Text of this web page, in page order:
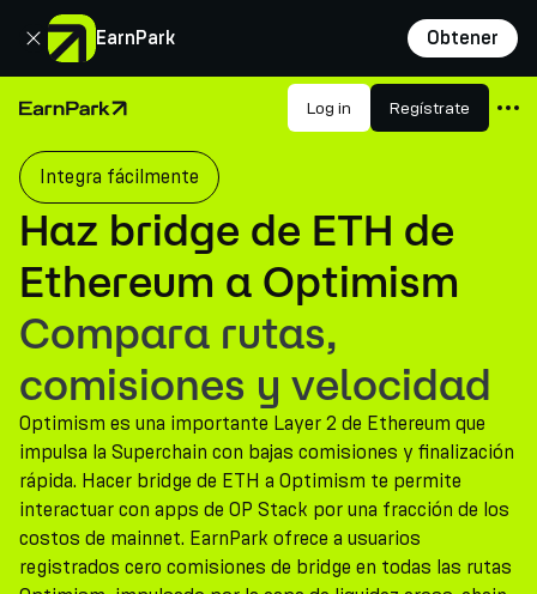
EarnPark Obtener
Cerrar
Página de inicio Log in Regístrate
Productos
Mercados
Calculadoras
PARK Token
Recursos
Compañía
Integra fácilmente
Haz bridge de ETH de
Ethereum a Optimism
Compara rutas,
comisiones y velocidad
Optimism es una importante Layer 2 de Ethereum que
impulsa la Superchain con bajas comisiones y finalización
rápida. Hacer bridge de ETH a Optimism te permite
interactuar con apps de OP Stack por una fracción de los
costos de mainnet. EarnPark ofrece a usuarios
registrados cero comisiones de bridge en todas las rutas